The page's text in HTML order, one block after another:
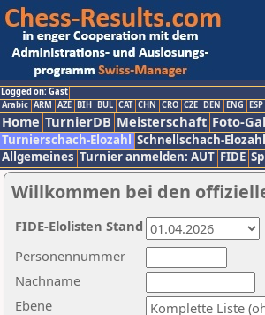
Logged on: Gast
Arabic ARM AZE BIH BUL CAT CHN CRO CZE DEN ENG ESP
Home TurnierDB Meisterschaft Foto-
Turnierschach-Elozahl Schnellschach-Elozahl
Allgemeines Turnier anmelden: AUT FIDE
Willkommen bei den
Nachname
Ebene
Personennummer
FIDE-Elolisten Stand